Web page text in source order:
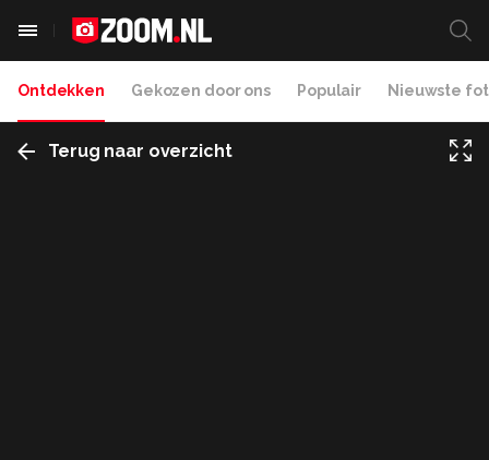
Ontdekken Gekozen door ons Populair Nieuwste
Terug naar overzicht